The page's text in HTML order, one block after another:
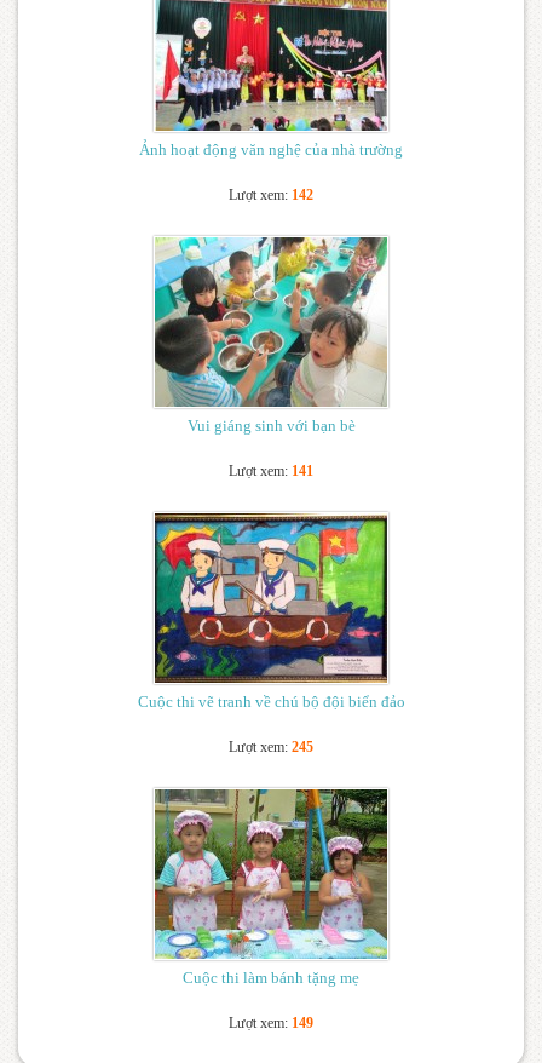
Ảnh hoạt động văn nghệ của nhà trường
Lượt xem: 142
Vui giáng sinh với bạn bè
Lượt xem: 141
Cuộc thi vẽ tranh về chú bộ đội biển đảo
Lượt xem: 245
Cuộc thi làm bánh tặng mẹ
Lượt xem: 149